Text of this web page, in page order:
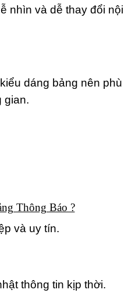
nhìn và dễ thay đổi nội
dáng bảng nên phù
gian.
Thông Báo ?
và uy tín.
thông tin kịp thời.